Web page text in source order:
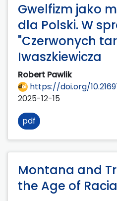
Gwelfizm jako
dla Polski. W
"Czerwonych
Iwaszkiewicza
Robert Pawlik
https://doi.org/
2025-12-15
pdf
Montana and
the Age of